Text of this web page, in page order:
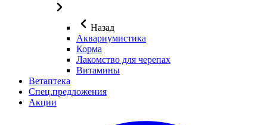
Назад
Аквариумистика
Корма
Лакомство для черепах
Витамины
Ветаптека
Спец.предложения
Акции